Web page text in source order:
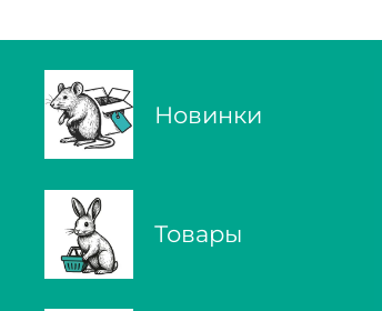
Новинки
Товары